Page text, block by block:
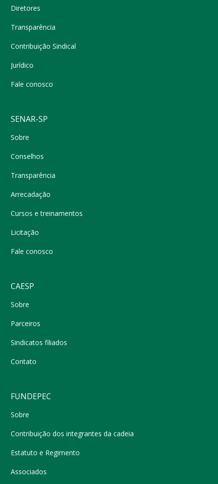
Diretores
Transparência
Contribuição Sindical
Jurídico
Fale conosco
SENAR-SP
Sobre
Conselhos
Transparência
Arrecadação
Cursos e treinamentos
Licitação
Fale conosco
CAESP
Sobre
Parceiros
Sindicatos filiados
Contato
FUNDEPEC
Sobre
Contribuição dos integrantes da cadeia
Estatuto e Regimento
Associados